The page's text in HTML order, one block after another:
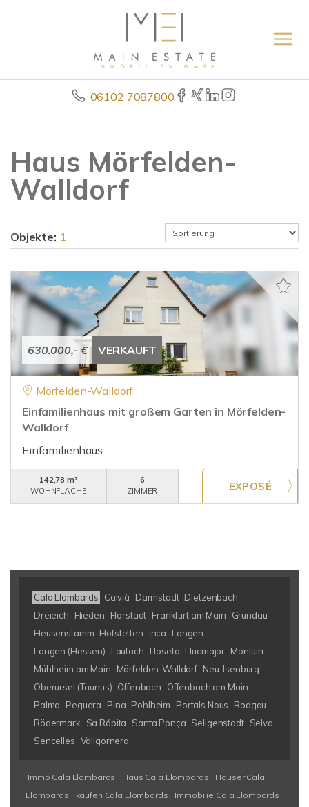
06102 7087800
Haus Mörfelden-
Walldorf
Objekte: 1
630.000,- € VERKAUFT
Mörfelden-Walldorf
Einfamilienhaus mit großem Garten in Mörfelden-
Walldorf
Einfamilienhaus
142,78 m²
WOHNFLÄCHE
6
ZIMMER
Cala Llombards Calvià Darmstadt Dietzenbach
Dreieich
Flieden Florstadt Frankfurt am Main
Gründau
Heusenstamm Hofstetten Inca
Langen
Langen (Hessen)
Laufach Lloseta Llucmajor Montuiri
Mühlheim am Main
Mörfelden-Walldorf Neu-Isenburg
Oberursel (Taunus) Offenbach
Offenbach am Main
Palma
Peguera Pina Pohlheim Portals Nous
Rodgau
Rödermark
Sa Rápita Santa Ponça Seligenstadt Selva
Sencelles Vallgornera
Immo Cala Llombards Haus Cala Llombards
Häuser Cala
Llombards
kaufen Cala Llombards
Immobilie Cala Llombards